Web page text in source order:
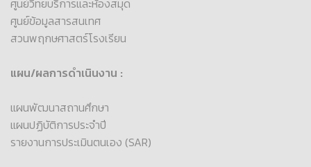
ศูนย์วิทยบริการและห้องสมุด
ศูนย์ข้อมูลสารสนเทศ
สวนพฤกษศาสตร์โรงเรียน
แผน/ผลการดำเนินงาน :
แผนพัฒนาสถานศึกษา
แผนปฏิบัติการประจำปี
รายงานการประเมินตนเอง (SAR)